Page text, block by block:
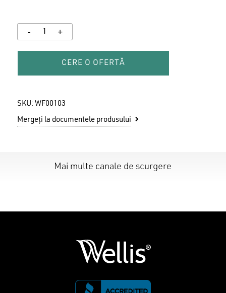
Nu ai niciun produs în coș.
GO TO SHOP
CERE O OFERTĂ
SKU: WF00103
Mergeți la documentele produsului
Mai multe canale de scurgere